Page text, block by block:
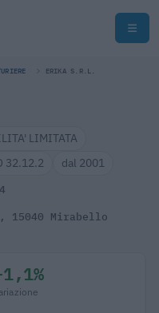
ERIKA S.R.L.
LIMITATA
32.12.2 dal 2001
15040 Mirabello